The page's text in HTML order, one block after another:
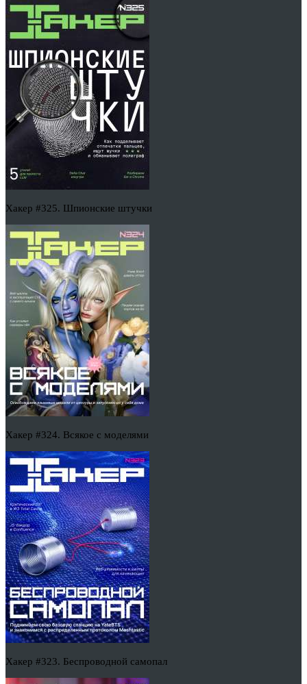
Хакер #325. Шпионские штучки
Хакер #324. Всякое с моделями
Хакер #323. Беспроводной самопал